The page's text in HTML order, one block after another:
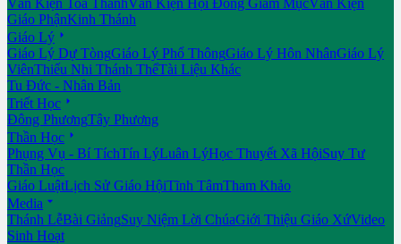
Văn Kiện Toà ThánhVăn Kiện Hội Đồng Giám MụcVăn Kiện
Giáo PhậnKinh Thánh
Giáo Lý 
Giáo Lý Dự TòngGiáo Lý Phổ ThôngGiáo Lý Hôn NhânGiáo Lý
ViênThiếu Nhi Thánh ThểTài Liệu Khác
Tu Đức - Nhân Bản
Triết Học 
Đông PhươngTây Phương
Thần Học 
Phụng Vụ - Bí TíchTín LýLuân LýHọc Thuyết Xã HộiSuy Tư
Thần Học
Giáo LuậtLịch Sử Giáo HộiTĩnh TâmTham Khảo
Media 
Thánh LễBài GiảngSuy Niệm Lời ChúaGiới Thiệu Giáo XứVideo
Sinh Hoạt